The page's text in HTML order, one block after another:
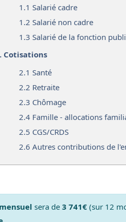
1.1 Salarié cadre
1.2 Salarié non cadre
1.3 Salarié de la fonction
Cotisations
2.1 Santé
2.2 Retraite
2.3 Chômage
2.4 Famille - allocations
2.5 CGS/CRDS
2.6 Autres contributions de
sera de 3 741€(sur 12